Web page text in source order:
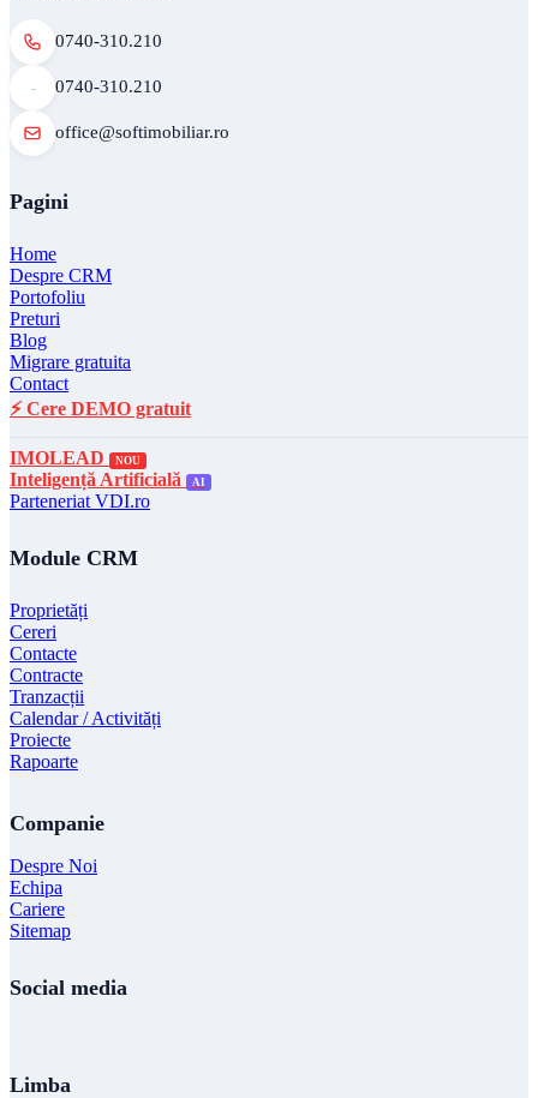
0740-310.210
0740-310.210
office@softimobiliar.ro
Pagini
Home
Despre CRM
Portofoliu
Preturi
Blog
Migrare gratuita
Contact
⚡ Cere DEMO gratuit
IMOLEAD NOU
Inteligență Artificială AI
Parteneriat VDI.ro
Module CRM
Proprietăți
Cereri
Contacte
Contracte
Tranzacții
Calendar / Activități
Proiecte
Rapoarte
Companie
Despre Noi
Echipa
Cariere
Sitemap
Social media
Limba